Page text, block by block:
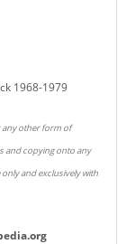
1968-1979
any other form of
and copying onto any
and exclusively with